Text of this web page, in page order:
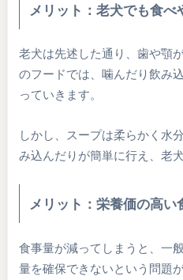
メリット：老犬でも食べ
老犬は先述した通り、歯や顎
のフードでは、噛んだり飲み
っていきます。
しかし、スープは柔らかく水
み込んだりが簡単に行え、老
メリット：栄養価の高い
食事量が減ってしまうと、一
量を確保できないという問題